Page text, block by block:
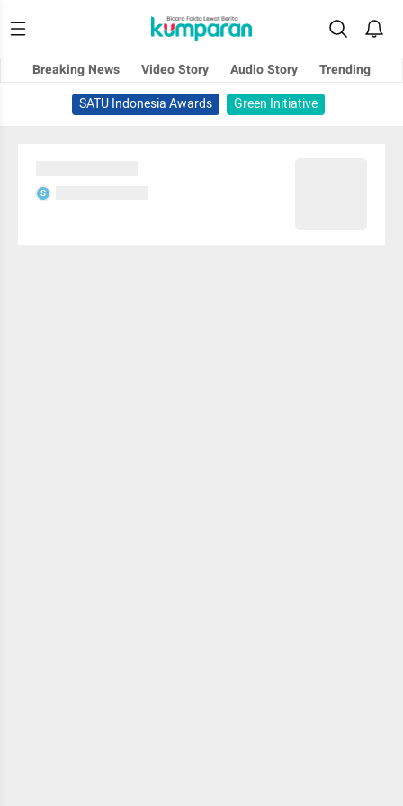
Breaking News Video Story Audio Story
Trending
SATU Indonesia Awards
Green Initiative
S